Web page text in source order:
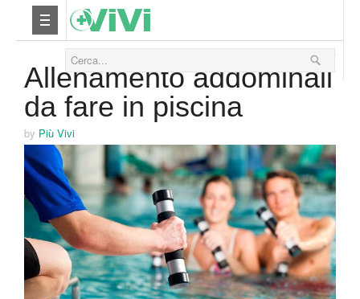
Yoga
Salute
Bellezza
Fitness
Relax
23 Gennaio 2014
Allenamento addominali
da fare in piscina
by Più Vivi